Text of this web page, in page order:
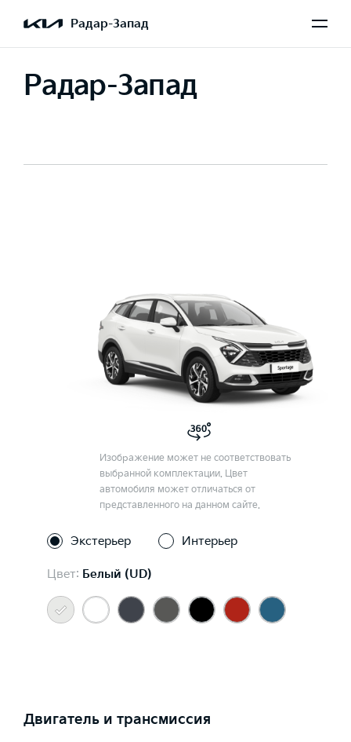
Радар-Запад
Радар-Запад
Изображение может не соответствовать
выбранной комплектации. Цвет
автомобиля может отличаться от
представленного на данном сайте.
Экстерьер Интерьер
Цвет: Белый (UD)
Двигатель и трансмиссия